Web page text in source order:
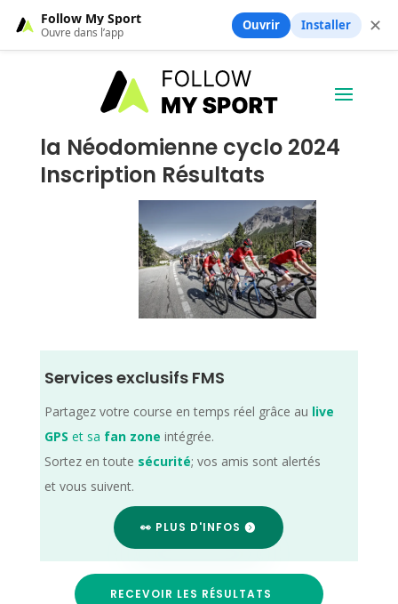
la Néodomienne cyclo 2024
Inscription Résultats
Services exclusifs FMS
Partagez votre course en temps réel grâce au live
GPS et sa fan zone intégrée.
Sortez en toute sécurité; vos amis sont alertés
et vous suivent.
👀 PLUS D'INFOS
RECEVOIR LES RÉSULTATS
Follow My Sport
Ouvre dans l’app Ouvrir Installer ✕